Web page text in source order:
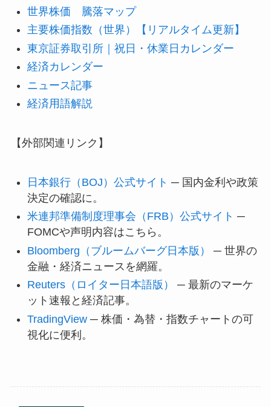
世界株価 騰落マップ
主要株価指数（世界）【リアルタイム更新】
東京証券取引所｜祝日・休業日カレンダー
経済カレンダー
ニュース記事
経済用語解説
【外部関連リンク】
日本銀行（BOJ）公式サイト ─ 国内金利や政策
決定の確認に。
米連邦準備制度理事会（FRB）公式サイト ─
FOMCや声明内容はこちら。
Bloomberg（ブルームバーグ日本版）
─ 世界の
金融・経済ニュースを網羅。
Reuters（ロイター日本語版）
─ 最新のマーケ
ット速報と経済記事。
TradingView─ 株価・為替・指数チャートの可
視化に便利。